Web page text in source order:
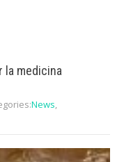
la medicina
News,